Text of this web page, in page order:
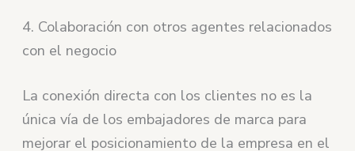
4. Colaboración con otros agentes relacionados
con el negocio
La conexión directa con los clientes no es la
única vía de los embajadores de marca para
mejorar el posicionamiento de la empresa en el